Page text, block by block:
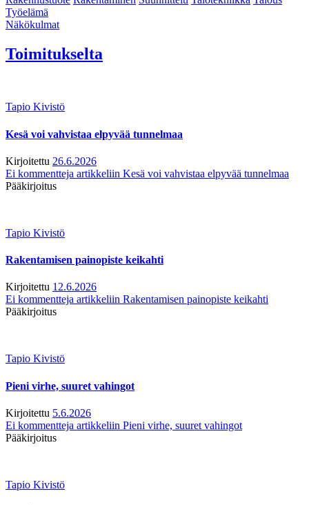
Työelämä
Näkökulmat
Toimitukselta
Tapio Kivistö
Kesä voi vahvistaa elpyvää tunnelmaa
Kirjoitettu 26.6.2026
Ei kommentteja artikkeliin Kesä voi vahvistaa elpyvää tunnelmaa
Pääkirjoitus
Tapio Kivistö
Rakentamisen painopiste keikahti
Kirjoitettu 12.6.2026
Ei kommentteja artikkeliin Rakentamisen painopiste keikahti
Pääkirjoitus
Tapio Kivistö
Pieni virhe, suuret vahingot
Kirjoitettu 5.6.2026
Ei kommentteja artikkeliin Pieni virhe, suuret vahingot
Pääkirjoitus
Tapio Kivistö